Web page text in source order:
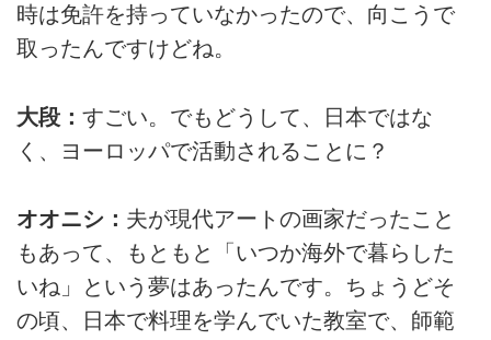
時は免許を持っていなかったので、向こうで
取ったんですけどね。
大段： すごい。でもどうして、日本ではな
く、ヨーロッパで活動されることに？
オオニシ： 夫が現代アートの画家だったこと
もあって、もともと「いつか海外で暮らした
いね」という夢はあったんです。ちょうどそ
の頃、日本で料理を学んでいた教室で、師範